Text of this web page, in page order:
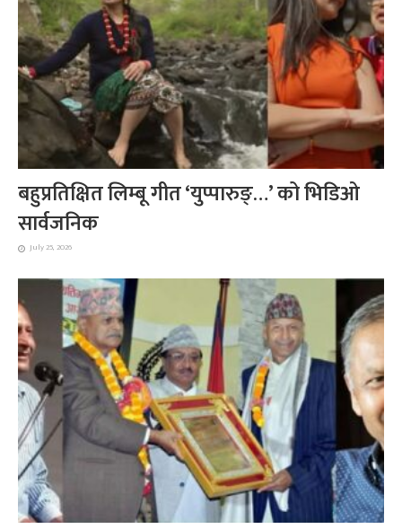
बहुप्रतिक्षित लिम्बू गीत ‘युप्पारुङ्…’ को भिडिओ
सार्वजनिक
July 25, 2026